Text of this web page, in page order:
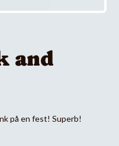
and
på en fest! Superb!